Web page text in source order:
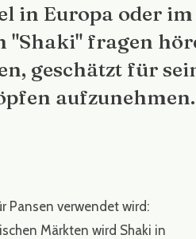
in Europa oder
fragen
geschätzt für
aufzunehmen.
Pansen verwendet wird:
Märkten wird Shaki in